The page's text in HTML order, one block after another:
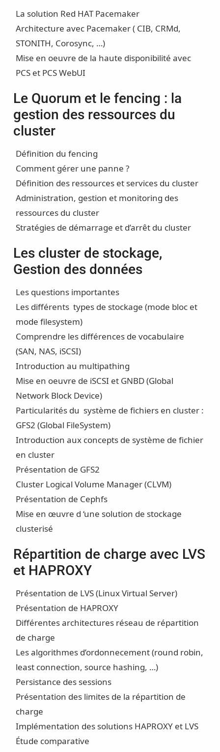
La solution Red HAT Pacemaker
Architecture avec Pacemaker ( CIB, CRMd,
STONITH, Corosync, …)
Mise en oeuvre de la haute disponibilité avec
PCS et PCS WebUI
Le Quorum et le fencing : la
gestion des ressources du
cluster
Définition du fencing
Comment gérer une panne ?
Définition des ressources et services du cluster
Administration, gestion et monitoring des
ressources du cluster
Stratégies de démarrage et d’arrêt du cluster
Les cluster de stockage,
Gestion des données
Les questions importantes
Les différents types de stockage (mode bloc et
mode filesystem)
Comprendre les différences de vocabulaire
(SAN, NAS, iSCSI)
Introduction au multipathing
Mise en oeuvre de iSCSI et GNBD (Global
Network Block Device)
Particularités du système de fichiers en cluster :
GFS2 (Global FileSystem)
Introduction aux concepts de système de fichier
en cluster
Présentation de GFS2
Cluster Logical Volume Manager (CLVM)
Présentation de Cephfs
Mise en œuvre d ‘une solution de stockage
clusterisé
Répartition de charge avec LVS
et HAPROXY
Présentation de LVS (Linux Virtual Server)
Présentation de HAPROXY
Différentes architectures réseau de répartition
de charge
Les algorithmes d’ordonnecement (round robin,
least connection, source hashing, …)
Persistance des sessions
Présentation des limites de la répartition de
charge
Implémentation des solutions HAPROXY et LVS
Étude comparative